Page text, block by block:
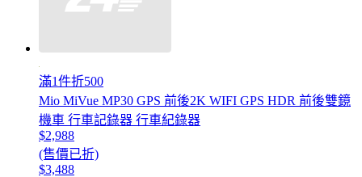
滿1件折500
Mio MiVue MP30 GPS 前後2K WIFI GPS HDR 前後雙鏡
機車 行車記錄器 行車紀錄器
$2,988
(售價已折)
$3,488